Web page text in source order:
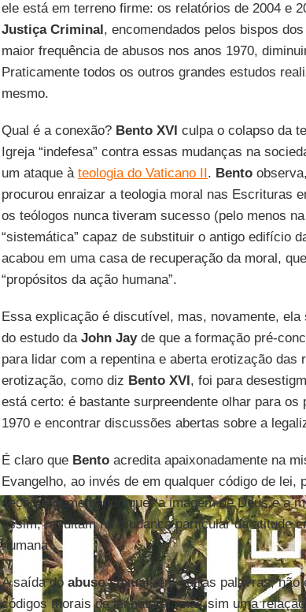
ele está em terreno firme: os relatórios de 2004 e
Justiça Criminal, encomendados pelos bispos dos
maior frequência de abusos nos anos 1970,
Praticamente todos os outros grandes estudos
mesmo.
Qual é a conexão? Bento XVI culpa o colapso da
Igreja “indefesa” contra essas mudanças na
um ataque à teologia do Vaticano II. Bento
procurou enraizar a teologia moral nas Escrituras
os teólogos nunca tiveram sucesso (pelo menos
“sistemática” capaz de substituir o antigo edifício
acabou em uma casa de recuperação da moral,
“propósitos da ação humana”.
Essa explicação é discutível, mas, novamente,
do estudo da John Jayde que a formação pré-
para lidar com a repentina e aberta erotização das
erotização, como diz Bento XVI, foi para
está certo: é bastante surpreendente olhar para os
1970 e encontrar discussões abertas sobre a
É claro que Bentoacredita apaixonadamente na
Evangelho, ao invés de em qualquer código de lei,
seção argumentando que “a imagem de Deus e a
assim, resultam na mudança particular da atitude
humana”.
A saída do abuso sexual, em outras palavras, não
códigos morais da lei natural, mas sim uma